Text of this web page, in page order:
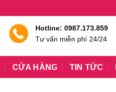
Hotline: 0987.173.859
Tư vấn miễn phí 24/24
CỬA HÀNG TIN TỨC